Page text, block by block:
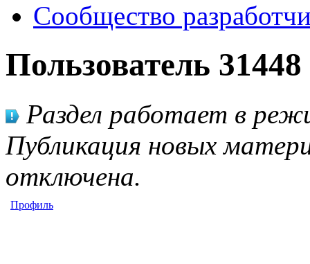
Сообщество
Пользователь 31448
Раздел работает в
Публикация новых
отключена.
Профиль